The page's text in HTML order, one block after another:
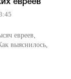
евреев
евреев,
выяснилось,